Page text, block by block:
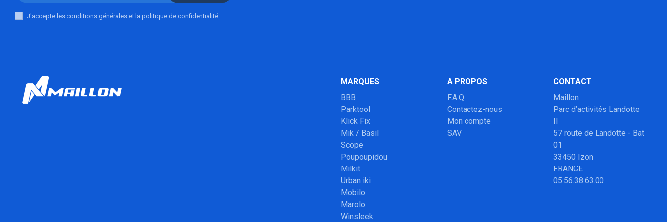
J'accepte les conditions générales et la politique de confidentialité
MARQUES
BBB
Parktool
Klick Fix
Mik / Basil
Scope
Poupoupidou
Milkit
Urban iki
Mobilo
Marolo
Winsleek
A PROPOS
F.A.Q
Contactez-nous
Mon compte
SAV
CONTACT
Maillon
Parc d’activités Landotte
II
57 route de Landotte - Bat
01
33450 Izon
FRANCE
05.56.38.63.00